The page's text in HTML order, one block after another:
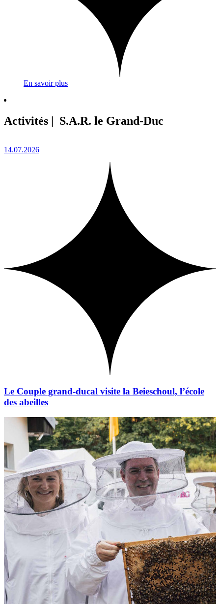
En savoir plus
Activités | S.A.R. le Grand-Duc
14.07.2026
Le Couple grand-ducal visite la Beieschoul, l’école
des abeilles